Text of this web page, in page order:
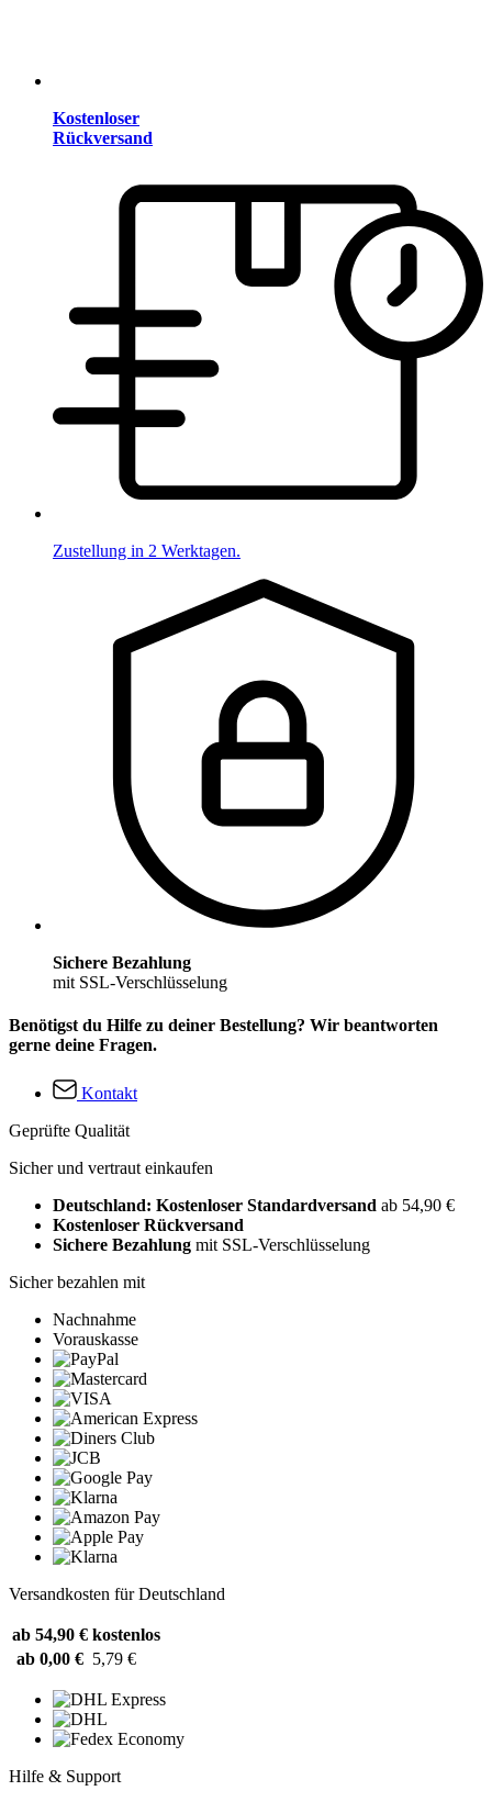
Kostenloser
Rückversand
Zustellung in 2 Werktagen.
Sichere Bezahlung
mit SSL-Verschlüsselung
Benötigst du Hilfe zu deiner Bestellung? Wir beantworten
gerne deine Fragen.
Kontakt
Geprüfte Qualität
Sicher und vertraut einkaufen
Deutschland: Kostenloser Standardversand ab 54,90 €
Kostenloser Rückversand
Sichere Bezahlung mit SSL-Verschlüsselung
Sicher bezahlen mit
Nachnahme
Vorauskasse
Versandkosten für Deutschland
ab 54,90 € kostenlos
ab 0,00 € 5,79 €
Hilfe & Support